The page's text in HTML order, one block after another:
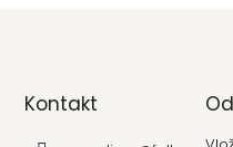
Kontakt